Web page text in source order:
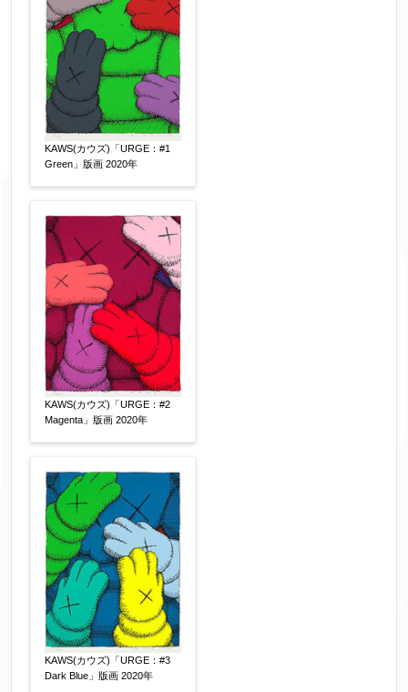
添付画像 【任意】
※添付画像は5MBまでのjpg、gif、pig、pdf形式
にてお送りください。
※追加や複数点ある場合はフォーム送信後に送ら
お客様情報をご入力ください。
▼
お名前 【必須】
メールアドレス 【必須】
※送信完了後こちらのメールアドレス宛に自動で
送信確認メールをお送りします。もし送信確認メ
ールが受信されない場合は、送信が完了していな
いか、アドレス間違え、迷惑メールフィルター等
により弊社からのお返事も受信できない場合がご
KAWS(カウズ)「URGE：#1
Green」版画 2020年
KAWS(カウズ)「URGE：#2
Magenta」版画 2020年
KAWS(カウズ)「URGE：#3
Dark Blue」版画 2020年